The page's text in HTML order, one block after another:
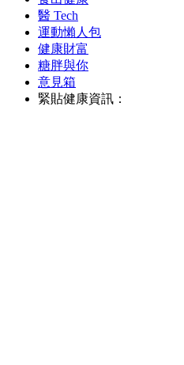
醫 Tech
運動懶人包
健康財富
糖胖與你
意見箱
緊貼健康資訊：